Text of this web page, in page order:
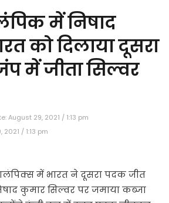
में निषाद
को दिलाया दूसरा
में जीता सिल्वर
August 29, 2021 / 1:13 pm
/ 1:13 pm
में भारत ने दूसरा पदक जीत
कुमार सिल्वर पर जमाया कब्जा